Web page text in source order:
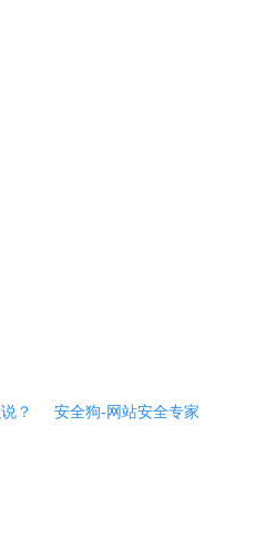
？ 安全狗-网站安全专家